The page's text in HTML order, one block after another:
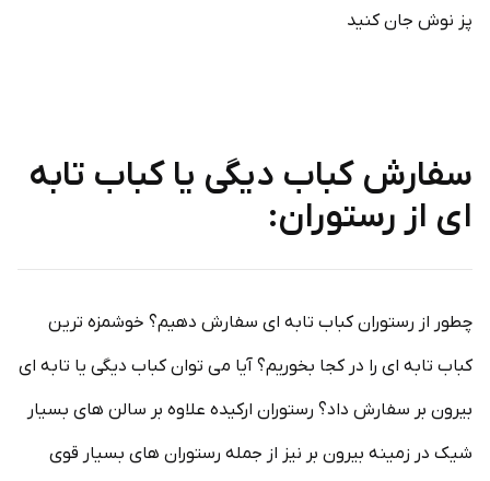
پز نوش جان کنید
سفارش کباب دیگی یا کباب تابه
ای از رستوران:
چطور از رستوران کباب تابه ای سفارش دهیم؟ خوشمزه ترین
کباب تابه ای را در کجا بخوریم؟ آیا می توان کباب دیگی یا تابه ای
بیرون بر سفارش داد؟ رستوران ارکیده علاوه بر سالن های بسیار
شیک در زمینه بیرون بر نیز از جمله رستوران های بسیار قوی